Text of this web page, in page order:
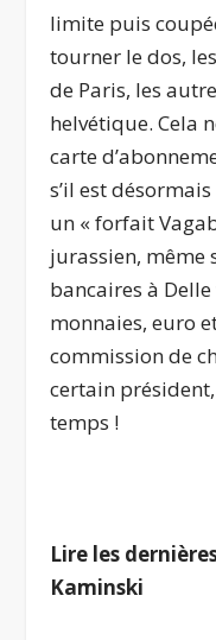
limite puis
tourner le dos,
de Paris, les
helvétique. Cela
carte
s’il est
un « forfait
jurassien, même
bancaires à
monnaies, euro
commission de
certain
temps !
Lire les
Kaminski